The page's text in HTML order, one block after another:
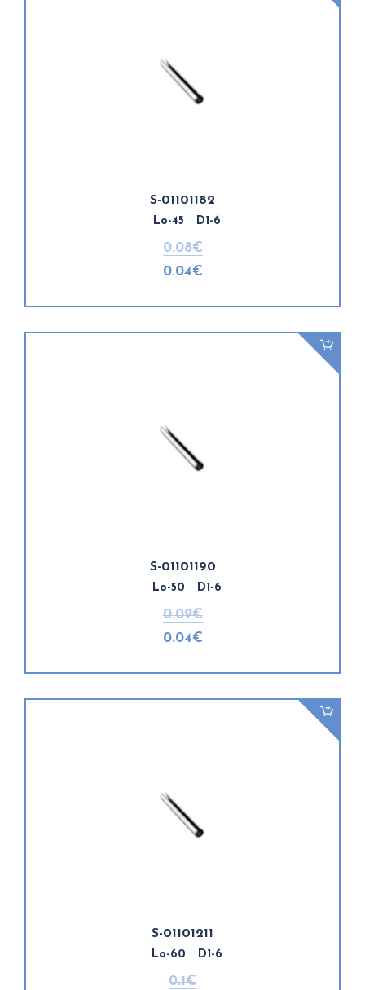
S-01101182
Lo-45 D1-6
0.08€
0.04€
S-01101190
Lo-50 D1-6
0.09€
0.04€
S-01101211
Lo-60 D1-6
0.1€